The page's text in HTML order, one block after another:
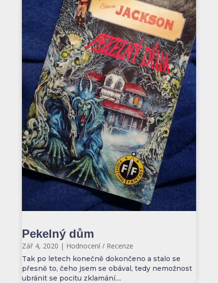
Pekelný dům
Zář 4, 2020 | Hodnocení / Recenze
Tak po letech konečně dokončeno a stalo se
přesně to, čeho jsem se obával, tedy nemožnost
ubránit se pocitu zklamání....